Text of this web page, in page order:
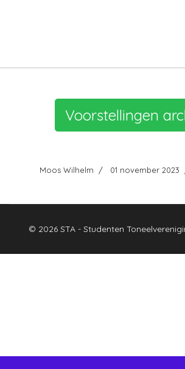
Voorstellingen
Moos Wilhelm 01 november 2023
© 2026 STA - Studenten